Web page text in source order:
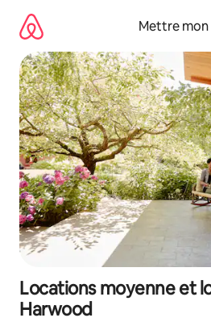
directement
contenu
Mettre
Locations moyenne et
Harwood